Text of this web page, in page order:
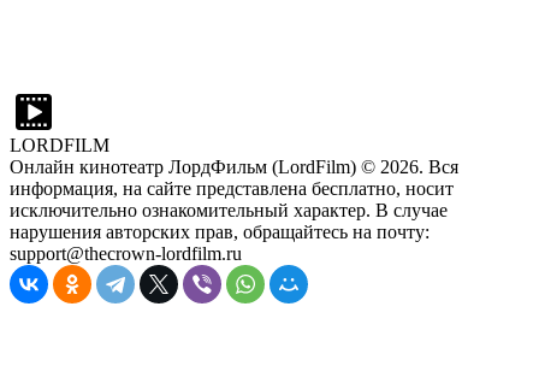
LORDFILM
Онлайн кинотеатр ЛордФильм (LordFilm) © 2026. Вся
информация, на сайте представлена бесплатно, носит
исключительно ознакомительный характер. В случае
нарушения авторских прав, обращайтесь на почту:
support@thecrown-lordfilm.ru